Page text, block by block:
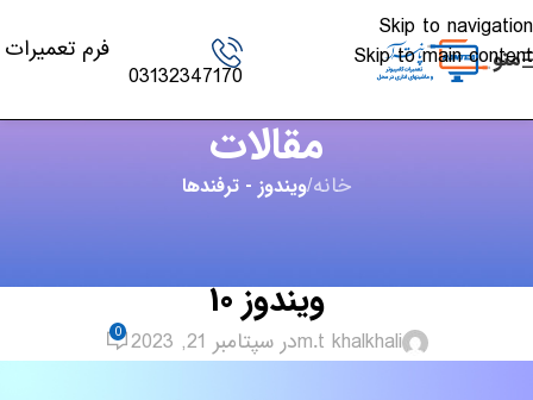
Skip to navigation
Skip to main content
منو
03132347170
فرم تعمیرات
مقالات
خانه/ویندوز - ترفندها
ویندوز 10
m.t khalkhaliدر سپتامبر 21, 2023 0